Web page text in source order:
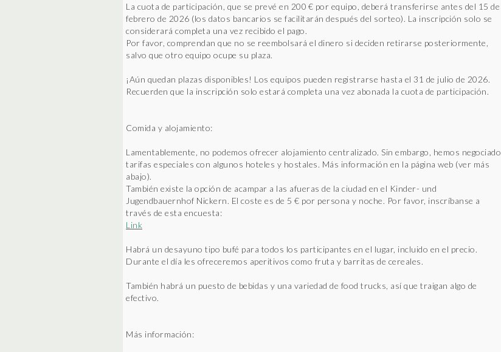
La cuota de participación, que se prevé en 200 € por equipo, deberá transferirse antes del 15 de
febrero de 2026 (los datos bancarios se facilitarán después del sorteo). La inscripción solo se
considerará completa una vez recibido el pago.
Por favor, comprendan que no se reembolsará el dinero si deciden retirarse posteriormente,
salvo que otro equipo ocupe su plaza.
¡Aún quedan plazas disponibles! Los equipos pueden registrarse hasta el 31 de julio de 2026.
Recuerden que la inscripción solo estará completa una vez abonada la cuota de participación.
Comida y alojamiento:
Lamentablemente, no podemos ofrecer alojamiento centralizado. Sin embargo, hemos negociado
tarifas especiales con algunos hoteles y hostales. Más información en la página web (ver más
abajo).
También existe la opción de acampar a las afueras de la ciudad en el Kinder- und
Jugendbauernhof Nickern. El coste es de 5 € por persona y noche. Por favor, inscríbanse a
través de esta encuesta:
Link
Habrá un desayuno tipo bufé para todos los participantes en el lugar, incluido en el precio.
Durante el día les ofreceremos aperitivos como fruta y barritas de cereales.
También habrá un puesto de bebidas y una variedad de food trucks, así que traigan algo de
efectivo.
Más información: